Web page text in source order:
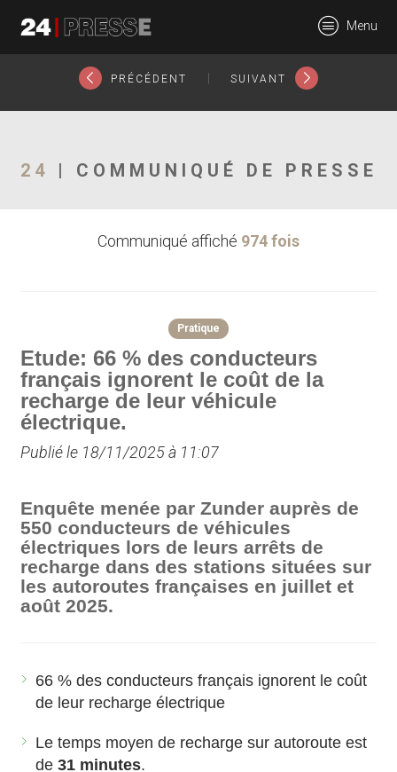
24Presse -
Communiqués de
Menu
PRÉCÉDENT SUIVANT
24 | COMMUNIQUÉ DE PRESSE
Communiqué affiché 974 fois
Pratique
Etude: 66 % des conducteurs
français ignorent le coût de la
recharge de leur véhicule
électrique.
Publié le 18/11/2025 à 11:07
Enquête menée par Zunder auprès de
550 conducteurs de véhicules
électriques lors de leurs arrêts de
recharge dans des stations situées sur
les autoroutes françaises en juillet et
août 2025.
66 % des conducteurs français ignorent le coût
de leur recharge électrique
Le temps moyen de recharge sur autoroute est
de31 minutes.